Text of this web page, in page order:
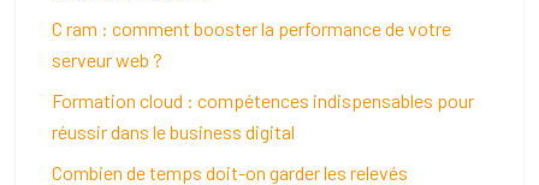
C ram : comment booster la performance de votre
serveur web ?
Formation cloud : compétences indispensables pour
réussir dans le business digital
Combien de temps doit-on garder les relevés